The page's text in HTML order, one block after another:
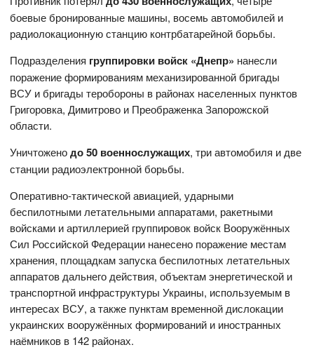
боевые бронированные машины, восемь автомобилей и
радиолокационную станцию контрбатарейной борьбы.
Подразделения группировки войск «Днепр» нанесли
поражение формированиям механизированной бригады
ВСУ и бригады теробороны в районах населенных пунктов
Григоровка, Димитрово и Преображенка Запорожской
области.
Уничтоженодо 50 военнослужащих, три автомобиля и две
станции радиоэлектронной борьбы.
Оперативно-тактической авиацией, ударными
беспилотными летательными аппаратами, ракетными
войсками и артиллерией группировок войск Вооружённых
Сил Российской Федерации нанесено поражение местам
хранения, площадкам запуска беспилотных летательных
аппаратов дальнего действия, объектам энергетической и
транспортной инфраструктуры Украины, используемым в
интересах ВСУ, а также пунктам временной дислокации
украинских вооружённых формирований и иностранных
наёмников в 142 районах.